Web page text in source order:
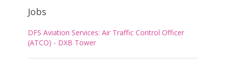
Jobs
DFS Aviation Services: Air Traffic Control Officer
(ATCO) - DXB Tower